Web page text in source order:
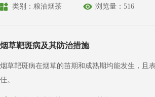
类别：粮油烟茶 浏览量：516
烟草靶斑病及其防治措施
烟草靶斑病在烟草的苗期和成熟期均能发生，且
佳。